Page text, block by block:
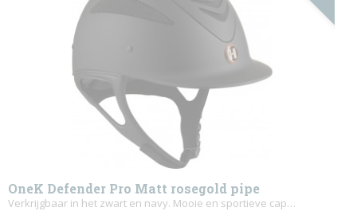
OneK Defender Pro Matt rosegold pipe
Verkrijgbaar in het zwart en navy. Mooie en sportieve cap…